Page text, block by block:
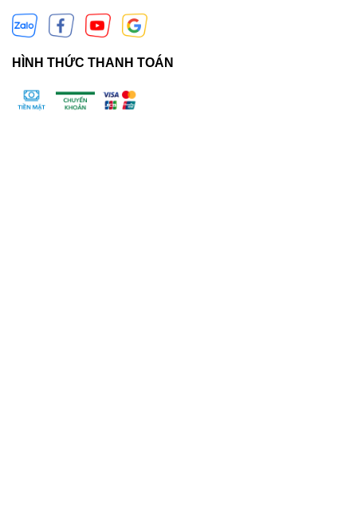
HÌNH THỨC THANH TOÁN